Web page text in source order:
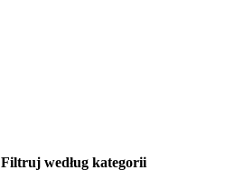
Filtruj według kategorii